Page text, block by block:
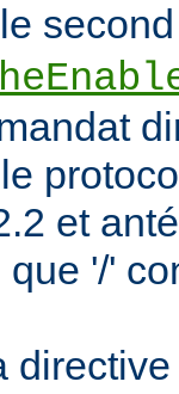
et
'/'
directive